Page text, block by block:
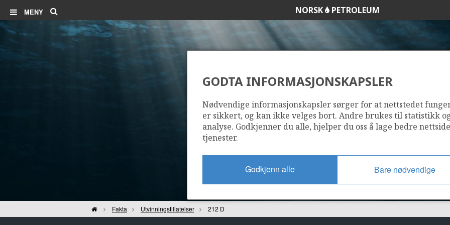
MENY NORSK PETROLEUM
212 D
Hjem Fakta Utvinningstillatelser 212 D
GODTA INFORMASJONSKAPSLER
Nødvendige informasjonskapsler sørger for at nettstedet
er sikkert, og kan ikke velges bort. Andre brukes til statistikk
analyse. Godkjenner du alle, hjelper du oss å lage bedre
tjenester.
Godkjenn alle Bare nødvendige